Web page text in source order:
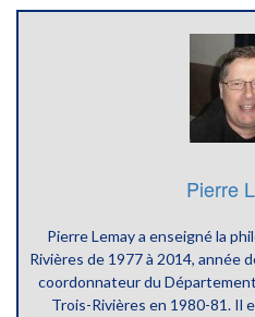
Pierre
Pierre Lemay a enseigné la
Rivières de 1977 à 2014, année
coordonnateur du
Trois-Rivières en 1980-81. Il